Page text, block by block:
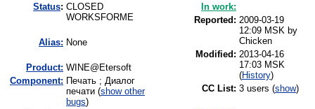
Status: CLOSED
WORKSFORME
Alias: None
Product: WINE@Etersoft
Component: Печать ; Диалог
печати (show other
bugs)
In work:
Reported: 2009-03-19
12:09 MSK by
Chicken
Modified: 2013-04-16
17:03 MSK
(History)
CC List: 3 users (show)